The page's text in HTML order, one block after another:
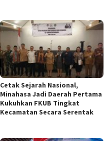
Cetak Sejarah Nasional,
Minahasa Jadi Daerah Pertama
Kukuhkan FKUB Tingkat
Kecamatan Secara Serentak